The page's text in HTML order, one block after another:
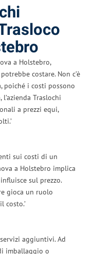
a Holstebro,
costare. Non c’è
poiché i costi possono
Traslochi
a prezzi equi,
sui costi di un
a Holstebro implica
sul prezzo.
gioca un ruolo
costo.’
aggiuntivi. Ad
imballaggio o